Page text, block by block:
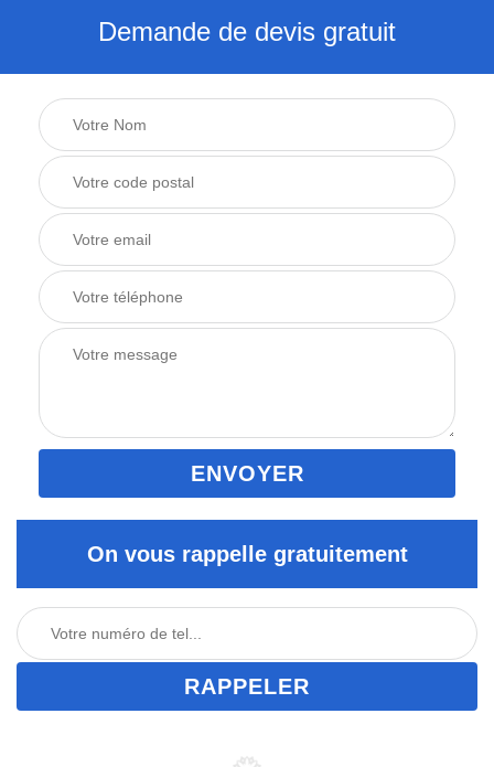
Demande de devis gratuit
On vous rappelle gratuitement